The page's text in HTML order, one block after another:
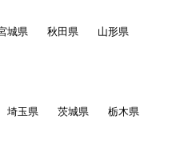
為
迫、いやがらせ、その他経済的
益を与える行為
一般の方が不快に感ずる画像、
、または事実に反する情報を送
城県 秋田県
山形県
埼玉県 茨城県
栃木県